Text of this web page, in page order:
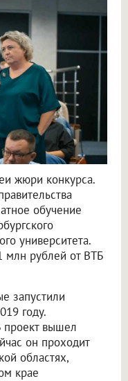
жюри конкурса.
обучение
университета.
млн рублей от ВТБ
запустили
году.
проект вышел
он проходит
областях,
крае